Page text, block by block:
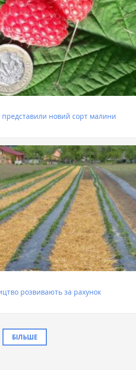
представили новий сорт малини
розвивають за рахунок
БІЛЬШЕ